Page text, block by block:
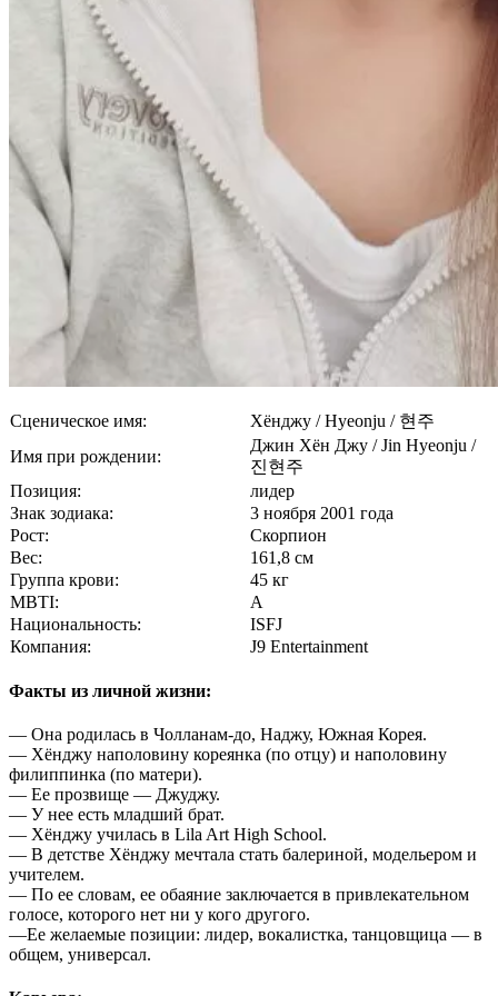
Сценическое имя:
Хёнджу / Hyeonju / 현주
Имя при рождении:
Джин Хён Джу / Jin Hyeonju /
진현주
Позиция:
лидер
Знак зодиака:
3 ноября 2001 года
Рост:
Скорпион
Вес:
161,8 см
Группа крови:
45 кг
MBTI:
A
Национальность:
ISFJ
Компания:
J9 Entertainment
Факты из личной жизни:
— Она родилась в Чолланам-до, Наджу, Южная Корея.
— Хёнджу наполовину кореянка (по отцу) и наполовину
филиппинка (по матери).
— Ее прозвище — Джуджу.
— У нее есть младший брат.
— Хёнджу училась в Lila Art High School.
— В детстве Хёнджу мечтала стать балериной, модельером и
учителем.
— По ее словам, ее обаяние заключается в привлекательном
голосе, которого нет ни у кого другого.
—Ее желаемые позиции: лидер, вокалистка, танцовщица — в
общем, универсал.